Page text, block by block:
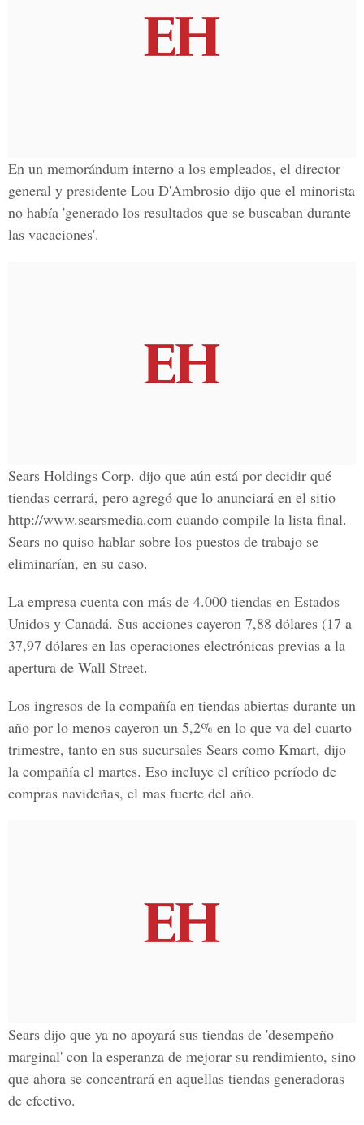
En un memorándum interno a los empleados, el director
general y presidente Lou D'Ambrosio dijo que el minorista
no había 'generado los resultados que se buscaban durante
las vacaciones'.
Sears Holdings Corp. dijo que aún está por decidir qué
tiendas cerrará, pero agregó que lo anunciará en el sitio
http://www.searsmedia.com cuando compile la lista final.
Sears no quiso hablar sobre los puestos de trabajo se
eliminarían, en su caso.
La empresa cuenta con más de 4.000 tiendas en Estados
Unidos y Canadá. Sus acciones cayeron 7,88 dólares (17 a
37,97 dólares en las operaciones electrónicas previas a la
apertura de Wall Street.
Los ingresos de la compañía en tiendas abiertas durante un
año por lo menos cayeron un 5,2% en lo que va del cuarto
trimestre, tanto en sus sucursales Sears como Kmart, dijo
la compañía el martes. Eso incluye el crítico período de
compras navideñas, el mas fuerte del año.
Sears dijo que ya no apoyará sus tiendas de 'desempeño
marginal' con la esperanza de mejorar su rendimiento, sino
que ahora se concentrará en aquellas tiendas generadoras
de efectivo.